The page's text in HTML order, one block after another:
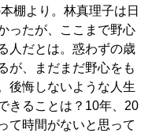
棚より。林真理子は日
ったが、ここまで野心
人だとは。惑わずの歳
が、まだまだ野心をも
後悔しないような人生
きることは？10年、20
て時間がないと思って